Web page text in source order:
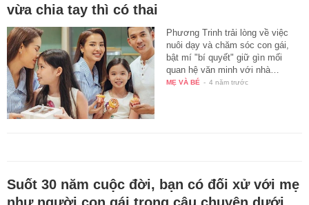
vừa chia tay thì có thai
Phương Trinh trải lòng về việc
nuôi dạy và chăm sóc con gái,
bật mí "bí quyết" giữ gìn mối
quan hệ văn minh với nhà…
MẸ VÀ BÉ - 4 năm trước
Suốt 30 năm cuộc đời, bạn có đối xử với mẹ
như người con gái trong câu chuyện dưới